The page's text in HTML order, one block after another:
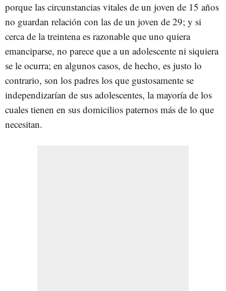
porque las circunstancias vitales de un joven de 15 años
no guardan relación con las de un joven de 29; y si
cerca de la treintena es razonable que uno quiera
emanciparse, no parece que a un adolescente ni siquiera
se le ocurra; en algunos casos, de hecho, es justo lo
contrario, son los padres los que gustosamente se
independizarían de sus adolescentes, la mayoría de los
cuales tienen en sus domicilios paternos más de lo que
necesitan.